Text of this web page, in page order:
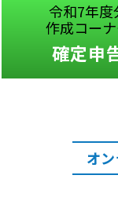
令和7年度
作成コー
確定申
オ